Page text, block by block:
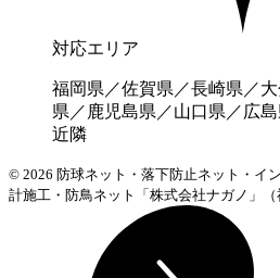
対応エリア
福岡県／佐賀県／長崎県／
県／鹿児島県／山口県／広
近隣
© 2026 防球ネット・落下防止ネット・イ
計施工・防鳥ネット「株式会社ナガノ」（